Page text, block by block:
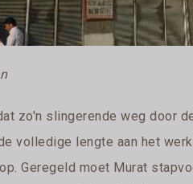
zo'n slingerende weg door
volledige lengte aan het
Geregeld moet Murat